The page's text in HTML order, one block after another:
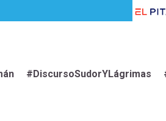
#DiscursoSudorYLágrimas